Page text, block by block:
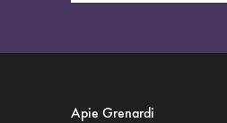
Apie Grenardi